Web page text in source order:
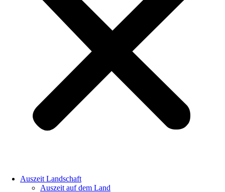
Auszeit Landschaft
Auszeit auf dem Land